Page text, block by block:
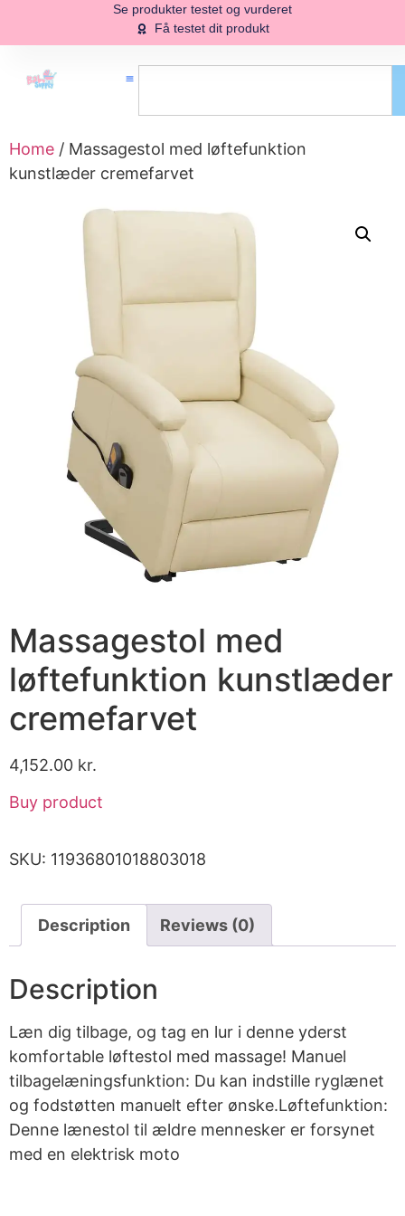
Se produkter testet og vurderet
Få testet dit produkt
Home / Massagestol med løftefunktion
kunstlæder cremefarvet
Massagestol med
løftefunktion kunstlæder
cremefarvet
4,152.00 kr.
Buy product
SKU: 11936801018803018
Description Reviews (0)
Description
Læn dig tilbage, og tag en lur i denne yderst
komfortable løftestol med massage! Manuel
tilbagelæningsfunktion: Du kan indstille ryglænet
og fodstøtten manuelt efter ønske.Løftefunktion:
Denne lænestol til ældre mennesker er forsynet
med en elektrisk moto